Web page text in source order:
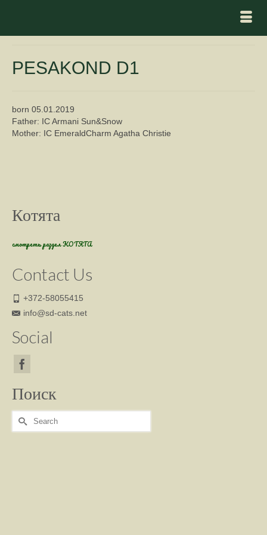
PESAKOND D1
born 05.01.2019
Father: IC Armani Sun&Snow
Mother: IC EmeraldCharm Agatha Christie
Котята
смотреть раздел КОТЯТА
Contact Us
+372-58055415
info@sd-cats.net
Social
Поиск
Search
for: